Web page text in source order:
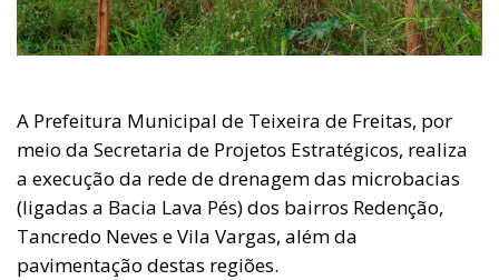
A Prefeitura Municipal de Teixeira de Freitas, por
meio da Secretaria de Projetos Estratégicos, realiza
a execução da rede de drenagem das microbacias
(ligadas a Bacia Lava Pés) dos bairros Redenção,
Tancredo Neves e Vila Vargas, além da
pavimentação destas regiões.